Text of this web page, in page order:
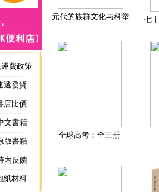
運費政策
遞發貨
店比價
文書籍
版書籍
內反饋
紙材料
元代的族群文化与科举 七
全球高考：全三册